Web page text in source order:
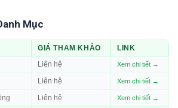
Mục
GIÁ THAM KHẢO
LINK
Liên hệ Xem chi tiết →
Liên hệ Xem chi tiết →
Liên hệ Xem chi tiết →